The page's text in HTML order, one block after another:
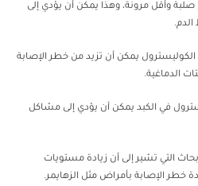
وأقل مرونة، وهذا يمكن أن يؤدي إلى
الكوليسترول يمكن أن تزيد من خطر الإصابة
الدماغية.
في الكبد يمكن أن يؤدي إلى مشاكل
التي تشير إلى أن زيادة مستويات
خطر الإصابة بأمراض مثل الزهايمر.